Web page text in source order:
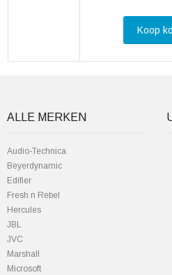
Koop
ALLE MERKEN
Audio-Technica
Beyerdynamic
Edifier
Fresh n Rebel
Hercules
JBL
JVC
Marshall
Microsoft